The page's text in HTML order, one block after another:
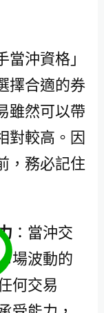
沖資格」
擇合適的券
雖然可以帶
對較高。因
，務必記住
：當沖交
場波動的
何交易